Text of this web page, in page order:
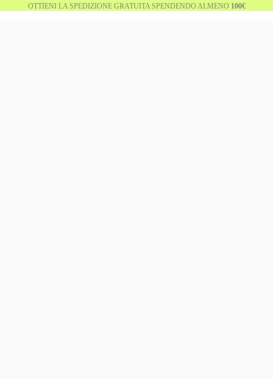
OTTIENI LA SPEDIZIONE GRATUITA SPENDENDO ALMENO 100€